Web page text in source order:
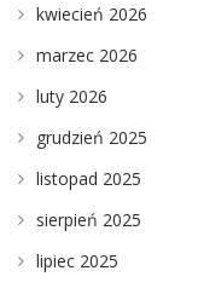
kwiecień 2026
marzec 2026
luty 2026
grudzień 2025
listopad 2025
sierpień 2025
lipiec 2025